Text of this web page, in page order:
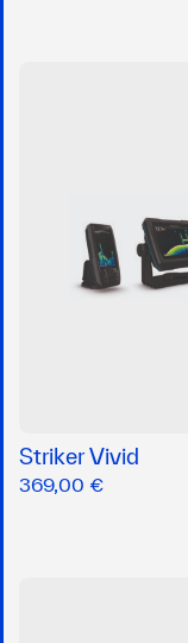
Striker Vivid
369,00 €